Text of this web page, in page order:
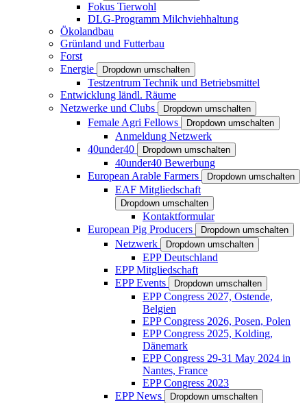
Fokus Tierwohl
DLG-Programm Milchviehhaltung
Ökolandbau
Grünland und Futterbau
Forst
Energie
Dropdown umschalten
Testzentrum Technik und Betriebsmittel
Entwicklung ländl. Räume
Netzwerke und Clubs
Dropdown umschalten
Female Agri Fellows Dropdown umschalten
Anmeldung Netzwerk
40under40
Dropdown umschalten
40under40 Bewerbung
European Arable Farmers
Dropdown umschalten
EAF Mitgliedschaft
Dropdown umschalten
Kontaktformular
European Pig Producers
Dropdown umschalten
Netzwerk Dropdown umschalten
EPP Deutschland
EPP Mitgliedschaft
EPP Events
Dropdown umschalten
EPP Congress 2027, Ostende,
Belgien
EPP Congress 2026, Posen, Polen
EPP Congress 2025, Kolding,
Dänemark
EPP Congress 29-31 May 2024 in
Nantes, France
EPP Congress 2023
EPP News
Dropdown umschalten